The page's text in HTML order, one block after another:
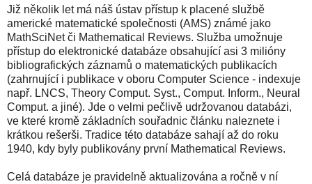
Již několik let má náš ústav přístup k placené službě
americké matematické společnosti (AMS) známé jako
MathSciNet či Mathematical Reviews. Služba umožnuje
přístup do elektronické databáze obsahující asi 3 milióny
bibliografických záznamů o matematických publikacích
(zahrnující i publikace v oboru Computer Science - indexuje
např. LNCS, Theory Comput. Syst., Comput. Inform., Neural
Comput. a jiné). Jde o velmi pečlivě udržovanou databázi,
ve které kromě základních souřadnic článku naleznete i
krátkou rešerši. Tradice této databáze sahají až do roku
1940, kdy byly publikovány první Mathematical Reviews.
Celá databáze je pravidelně aktualizována a ročně v ní